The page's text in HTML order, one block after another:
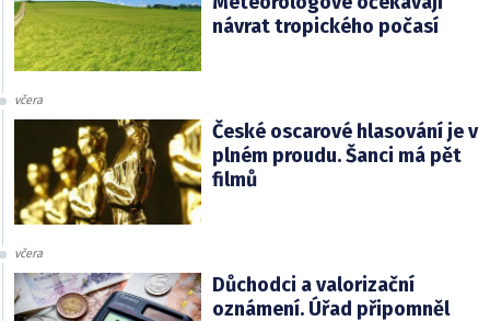
návrat tropického počasí
včera
České oscarové hlasování je v
plném proudu. Šanci má pět
filmů
včera
Důchodci a valorizační
oznámení. Úřad připomněl